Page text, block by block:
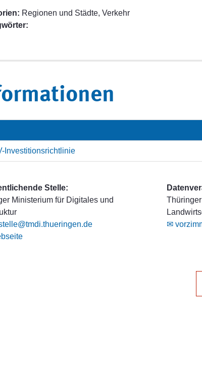
Regionen und Städte, Verkehr
Investitionsrichtlinie
Stelle:
Ministerium für Digitales und
✉